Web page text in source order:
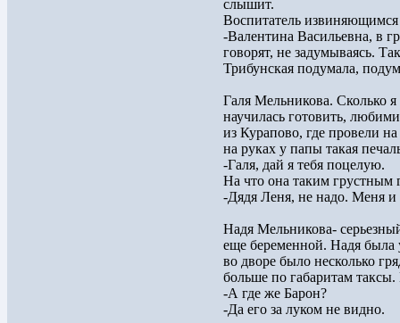
слышит.
Воспитатель извиняющимся
-Валентина Васильевна, в
говорят, не задумываясь.
Трибунская подумала,
Галя Мельникова. Сколько
научилась готовить,
из Курапово, где провели
на руках у папы такая
-Галя, дай я тебя поцелую.
На что она таким грустным
-Дядя Леня, не надо. Меня и
Надя Мельникова-
еще беременной. Надя
во дворе было несколько
больше по габаритам
-А где же Барон?
-Да его за луком не видно.